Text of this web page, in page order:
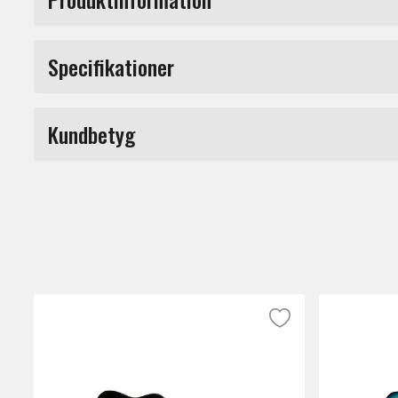
LTD TH-1000
LTD TH-1000 är en modern elgitarr
Gitarren är byggd med bolt-on-
med en balanserad ton med tydlig
Halsen har en Thin U-profil som är
Specifikationer
Kundbetyg